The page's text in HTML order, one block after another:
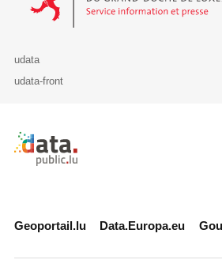
udata
udata-front
Retour à l'accueil de data.public.lu
Geoportail.lu Data.Europa.eu